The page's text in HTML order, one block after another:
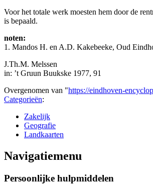
Voor het totale werk moesten hem door de
is bepaald.
noten:
1. Mandos H. en A.D. Kakebeeke, Oud
J.Th.M. Melssen
in: ’t Gruun Buukske 1977, 91
Overgenomen van "https://eindhoven-
Categorieën:
Zakelijk
Geografie
Landkaarten
Navigatiemenu
Persoonlijke hulpmiddelen